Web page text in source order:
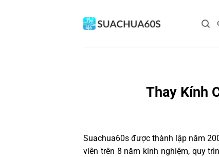
Thay Kính
Suachua60s được thành lập năm
viên trên 8 năm kinh nghiệm, quy